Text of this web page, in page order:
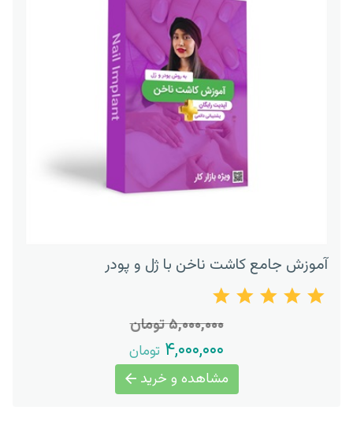
آموزش جامع کاشت ناخن با ژل و پودر
۵,۰۰۰,۰۰۰ تومان
۴,۰۰۰,۰۰۰ تومان
مشاهده و خرید